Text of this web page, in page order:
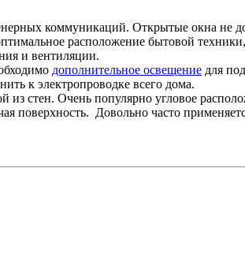
коммуникаций. Открытые окна не
расположение бытовой
и вентиляции.
дополнительное освещение для
к электропроводке всего дома.
стен. Очень популярно угловое
поверхность. Довольно часто